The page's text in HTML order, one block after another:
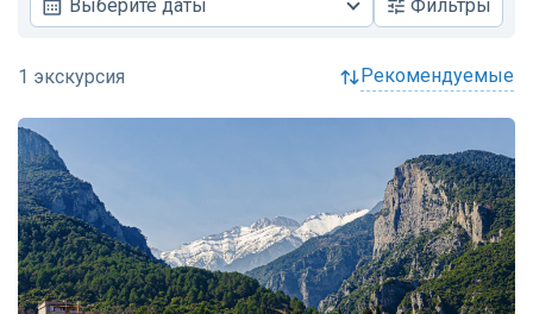
Выберите даты Фильтры
рекомендуемые